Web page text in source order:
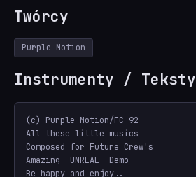
Twórcy
Purple Motion
Instrumenty / Teksty
(c) Purple Motion/FC-92
All these little musics
Composed for Future Crew's
Amazing -UNREAL- Demo
Be happy and enjoy..